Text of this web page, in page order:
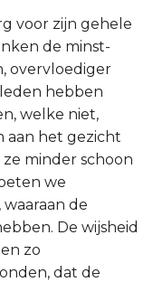
voor zijn gehele
de minst-
overvloediger
hebben
welke niet,
aan het gezicht
minder schoon
we
de
De wijsheid
zo
dat de